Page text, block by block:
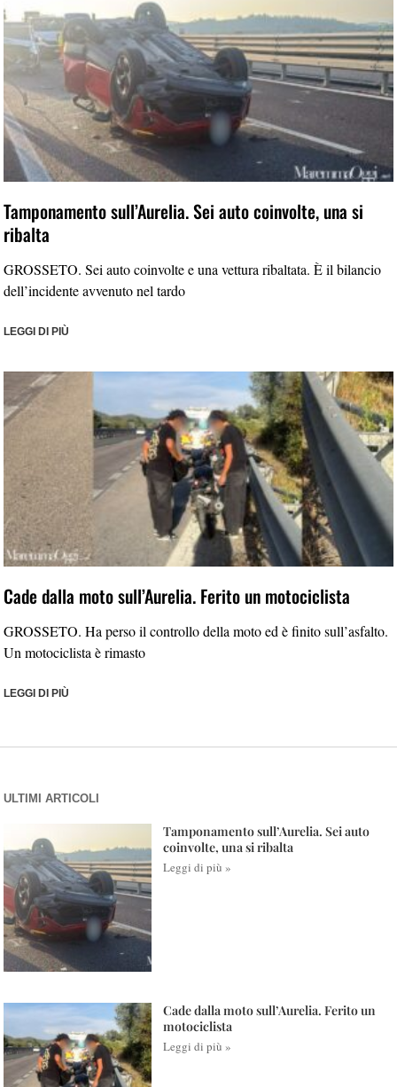
Tamponamento sull’Aurelia. Sei auto coinvolte, una si
ribalta
GROSSETO. Sei auto coinvolte e una vettura ribaltata. È il bilancio
dell’incidente avvenuto nel tardo
LEGGI DI PIÙ
Cade dalla moto sull’Aurelia. Ferito un motociclista
GROSSETO. Ha perso il controllo della moto ed è finito sull’asfalto.
Un motociclista è rimasto
LEGGI DI PIÙ
ULTIMI ARTICOLI
Tamponamento sull’Aurelia. Sei auto
coinvolte, una si ribalta
Leggi di più »
Cade dalla moto sull’Aurelia. Ferito un
motociclista
Leggi di più »